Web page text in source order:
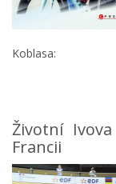
Koblasa:
Životní
Francii